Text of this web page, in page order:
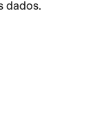
dados.